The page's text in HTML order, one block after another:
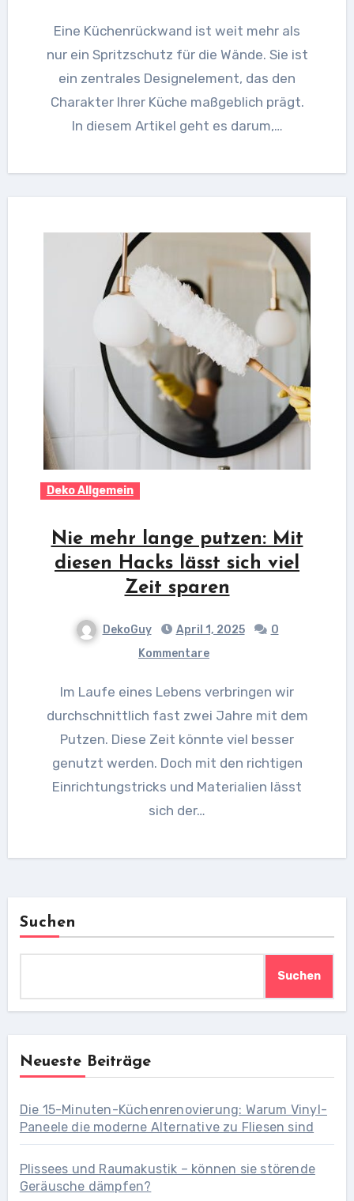
Eine Küchenrückwand ist weit mehr als
nur ein Spritzschutz für die Wände. Sie ist
ein zentrales Designelement, das den
Charakter Ihrer Küche maßgeblich prägt.
In diesem Artikel geht es darum,…
Deko Allgemein
Nie mehr lange putzen: Mit
diesen Hacks lässt sich viel
Zeit sparen
DekoGuy April 1, 2025
0
Kommentare
Im Laufe eines Lebens verbringen wir
durchschnittlich fast zwei Jahre mit dem
Putzen. Diese Zeit könnte viel besser
genutzt werden. Doch mit den richtigen
Einrichtungstricks und Materialien lässt
sich der…
Suchen
Suchen
Neueste Beiträge
Die 15-Minuten-Küchenrenovierung: Warum Vinyl-
Paneele die moderne Alternative zu Fliesen sind
Plissees und Raumakustik – können sie störende
Geräusche dämpfen?